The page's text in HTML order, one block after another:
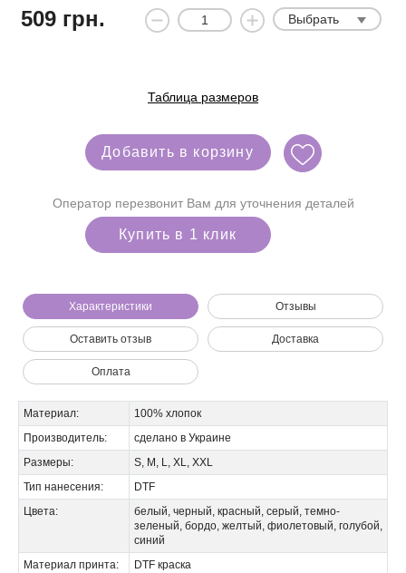
509грн.
Выбрать
Таблица размеров
Добавить в корзину
Оператор перезвонит Вам для уточнения деталей
Купить в 1 клик
Характеристики Отзывы
Оставить отзыв Доставка
Оплата
Материал:
100% хлопок
Производитель:
сделано в Украине
Размеры:
S, M, L, XL, XXL
Тип нанесения:
DTF
Цвета:
белый, черный, красный, серый, темно-
зеленый, бордо, желтый, фиолетовый, голубой,
синий
Материал принта:
DTF краска
Мы позвоним вам на номер: